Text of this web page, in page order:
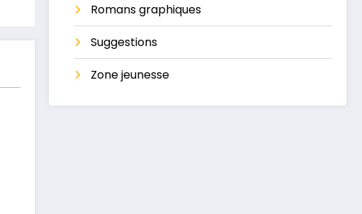
Romans graphiques
Suggestions
Zone jeunesse